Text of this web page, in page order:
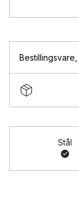
Bestillingsvare
Stål